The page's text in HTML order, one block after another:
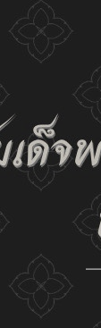
Accept all